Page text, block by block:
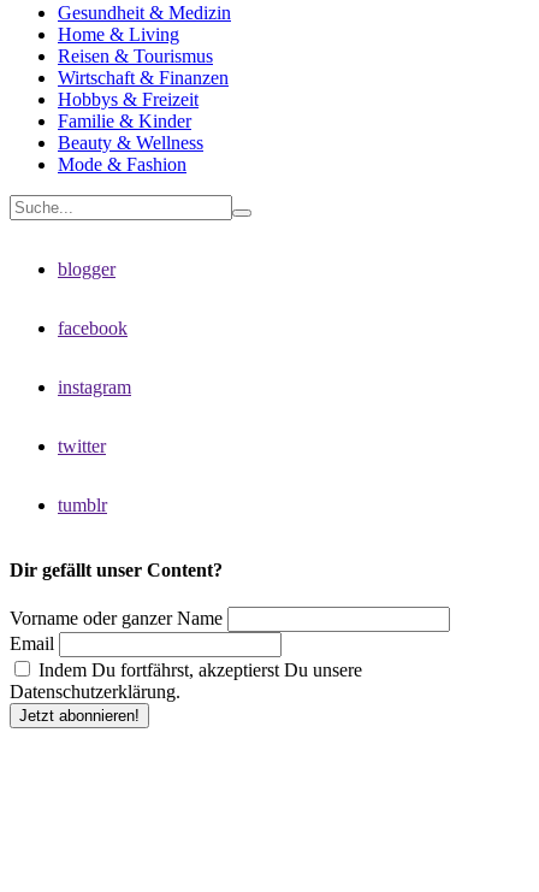
Gesundheit & Medizin
Home & Living
Reisen & Tourismus
Wirtschaft & Finanzen
Hobbys & Freizeit
Familie & Kinder
Beauty & Wellness
Mode & Fashion
blogger
facebook
instagram
twitter
tumblr
Dir gefällt unser Content?
Vorname oder ganzer Name
Email
Indem Du fortfährst, akzeptierst Du unsere
Datenschutzerklärung.